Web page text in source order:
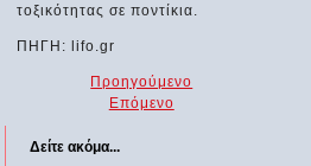
τοξικότητας σε ποντίκια.
ΠΗΓΗ: lifo.gr
Προηγούμενο
Επόμενο
Δείτε ακόμα...